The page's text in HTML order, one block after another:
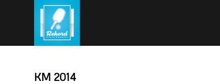
KM 2014